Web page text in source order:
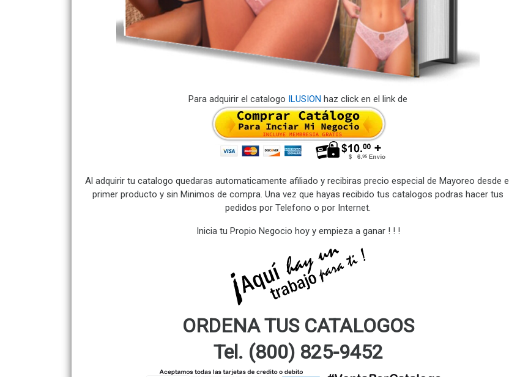
Para adquirir el catalogo ILUSION haz click en el link de
Al adquirir tu catalogo quedaras automaticamente afiliado y recibiras precio especial de Mayoreo desde el
primer producto y sin Minimos de compra. Una vez que hayas recibido tus catalogos podras hacer tus
pedidos por Telefono o por Internet.
Inicia tu Propio Negocio hoy y empieza a ganar ! ! !
ORDENA TUS CATALOGOS
Tel. (800) 825-9452